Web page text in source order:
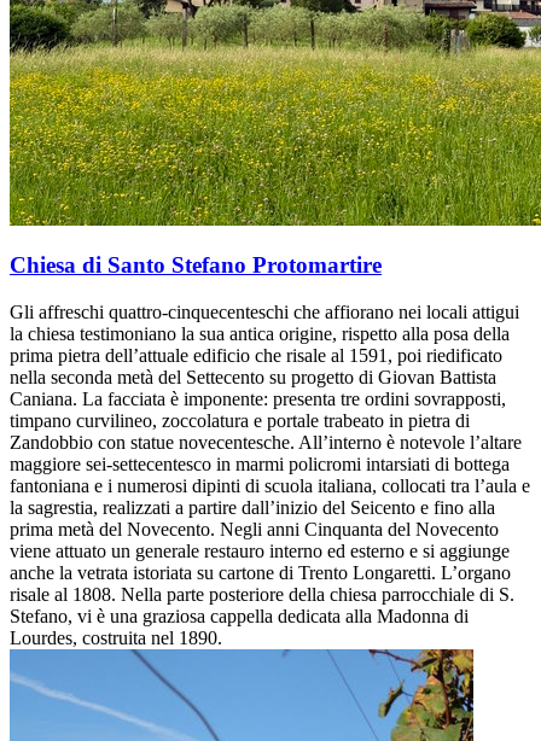
Chiesa di Santo Stefano Protomartire
Gli affreschi quattro-cinquecenteschi che affiorano nei locali attigui
la chiesa testimoniano la sua antica origine, rispetto alla posa della
prima pietra dell’attuale edificio che risale al 1591, poi riedificato
nella seconda metà del Settecento su progetto di Giovan Battista
Caniana. La facciata è imponente: presenta tre ordini sovrapposti,
timpano curvilineo, zoccolatura e portale trabeato in pietra di
Zandobbio con statue novecentesche. All’interno è notevole l’altare
maggiore sei-settecentesco in marmi policromi intarsiati di bottega
fantoniana e i numerosi dipinti di scuola italiana, collocati tra l’aula e
la sagrestia, realizzati a partire dall’inizio del Seicento e fino alla
prima metà del Novecento. Negli anni Cinquanta del Novecento
viene attuato un generale restauro interno ed esterno e si aggiunge
anche la vetrata istoriata su cartone di Trento Longaretti. L’organo
risale al 1808. Nella parte posteriore della chiesa parrocchiale di S.
Stefano, vi è una graziosa cappella dedicata alla Madonna di
Lourdes, costruita nel 1890.